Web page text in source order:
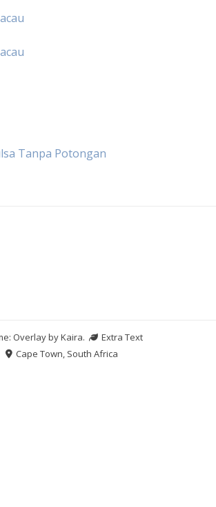
Tanpa Potongan
Overlay byKaira.
Extra Text
Cape Town, South Africa